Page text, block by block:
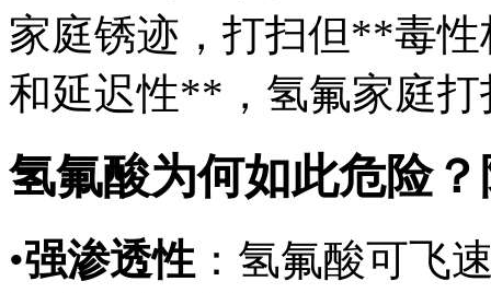
家庭锈迹，打扫但**毒
和延迟性**，氢氟家庭
氢氟酸为何如此危险
•强渗透性 ：氢氟酸可飞